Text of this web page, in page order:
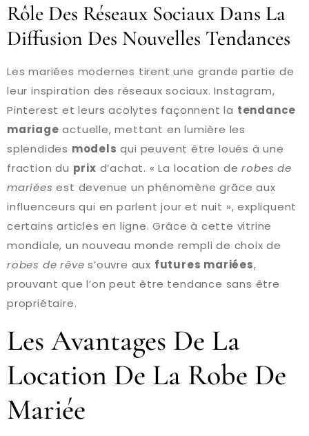
Rôle Des Réseaux Sociaux Dans La
Diffusion Des Nouvelles Tendances
Les mariées modernes tirent une grande partie de
leur inspiration des réseaux sociaux. Instagram,
Pinterest et leurs acolytes façonnent la tendance
mariage actuelle, mettant en lumière les
splendides models qui peuvent être loués à une
fraction du prix d’achat. « La location derobes de
mariées est devenue un phénomène grâce aux
influenceurs qui en parlent jour et nuit », expliquent
certains articles en ligne. Grâce à cette vitrine
mondiale, un nouveau monde rempli de choix de
robes de rêve s’ouvre aux futures mariées,
prouvant que l’on peut être tendance sans être
propriétaire.
Les Avantages De La
Location De La Robe De
Mariée